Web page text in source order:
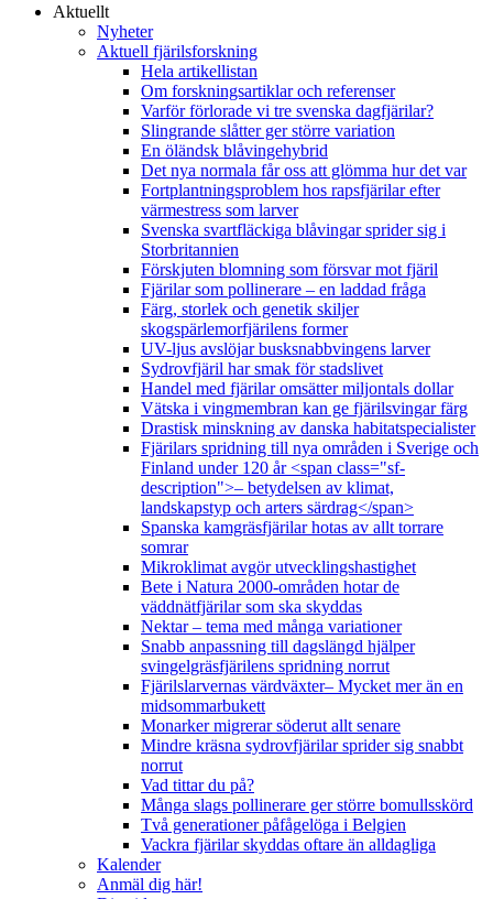
Aktuellt
Nyheter
Aktuell fjärilsforskning
Hela artikellistan
Om forskningsartiklar och referenser
Varför förlorade vi tre svenska dagfjärilar?
Slingrande slåtter ger större variation
En öländsk blåvingehybrid
Det nya normala får oss att glömma hur det var
Fortplantningsproblem hos rapsfjärilar efter
värmestress som larver
Svenska svartfläckiga blåvingar sprider sig i
Storbritannien
Förskjuten blomning som försvar mot fjäril
Fjärilar som pollinerare – en laddad fråga
Färg, storlek och genetik skiljer
skogspärlemorfjärilens former
UV-ljus avslöjar busksnabbvingens larver
Sydrovfjäril har smak för stadslivet
Handel med fjärilar omsätter miljontals dollar
Vätska i vingmembran kan ge fjärilsvingar färg
Drastisk minskning av danska habitatspecialister
Fjärilars spridning till nya områden i Sverige och
Finland under 120 år <span class="sf-
description">– betydelsen av klimat,
landskapstyp och arters särdrag</span>
Spanska kamgräsfjärilar hotas av allt torrare
somrar
Mikroklimat avgör utvecklingshastighet
Bete i Natura 2000-områden hotar de
väddnätfjärilar som ska skyddas
Nektar – tema med många variationer
Snabb anpassning till dagslängd hjälper
svingelgräsfjärilens spridning norrut
Fjärilslarvernas värdväxter– Mycket mer än en
midsommarbukett
Monarker migrerar söderut allt senare
Mindre kräsna sydrovfjärilar sprider sig snabbt
norrut
Vad tittar du på?
Många slags pollinerare ger större bomullsskörd
Två generationer påfågelöga i Belgien
Vackra fjärilar skyddas oftare än alldagliga
Kalender
Anmäl dig här!